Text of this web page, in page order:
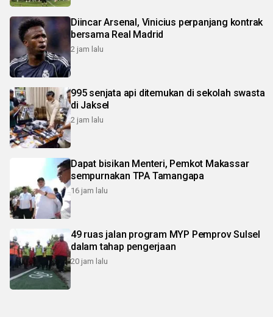
Diincar Arsenal, Vinicius perpanjang kontrak
bersama Real Madrid
2 jam lalu
995 senjata api ditemukan di sekolah swasta
di Jaksel
2 jam lalu
Dapat bisikan Menteri, Pemkot Makassar
sempurnakan TPA Tamangapa
16 jam lalu
49 ruas jalan program MYP Pemprov Sulsel
dalam tahap pengerjaan
20 jam lalu